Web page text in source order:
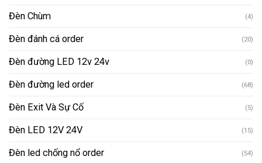
Đèn Chùm (4)
Đèn đánh cá order (20)
Đèn đường LED 12v 24v (0)
Đèn đường led order (68)
Đèn Exit Và Sự Cố (5)
Đèn LED 12V 24V (15)
Đèn led chống nổ order (54)